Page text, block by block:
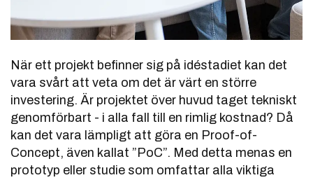
När ett projekt befinner sig på idéstadiet kan det
vara svårt att veta om det är värt en större
investering. Är projektet över huvud taget tekniskt
genomförbart - i alla fall till en rimlig kostnad? Då
kan det vara lämpligt att göra en Proof-of-
Concept, även kallat ”PoC”. Med detta menas en
prototyp eller studie som omfattar alla viktiga